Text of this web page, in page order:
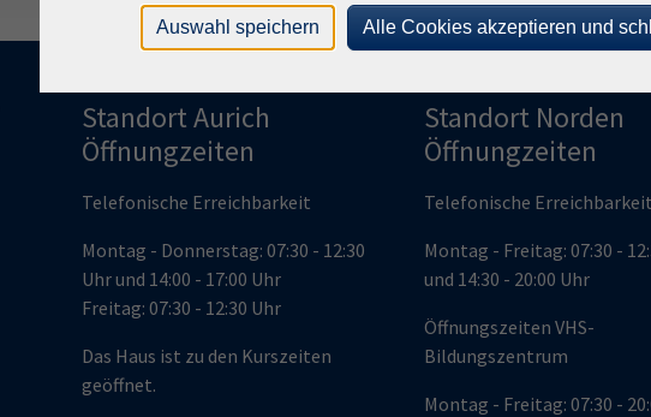
Standort Aurich
Öffnungzeiten
Telefonische Erreichbarkeit
Montag - Donnerstag: 07:30 - 12:30
Uhr und 14:00 - 17:00 Uhr
Freitag: 07:30 - 12:30 Uhr
Das Haus ist zu den Kurszeiten
geöffnet.
Standort Norden
Öffnungzeiten
Telefonische Erreichbarkeit
Montag - Freitag: 07:30 -
und 14:30 - 20:00 Uhr
Öffnungszeiten VHS-
Bildungszentrum
Montag - Freitag: 07:30 -
Auswahl speichern Alle Cookies akzeptieren und